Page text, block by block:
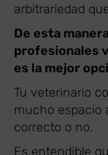
arbitrariedad
De esta
profesionales
es la mejor
Tu veterinario
mucho espacio
correcto o no.
Es entendible